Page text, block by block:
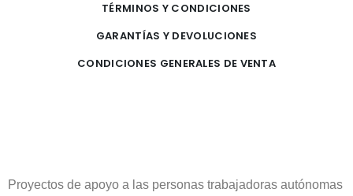
TÉRMINOS Y CONDICIONES
GARANTÍAS Y DEVOLUCIONES
CONDICIONES GENERALES DE VENTA
Proyectos de apoyo a las personas trabajadoras autónomas